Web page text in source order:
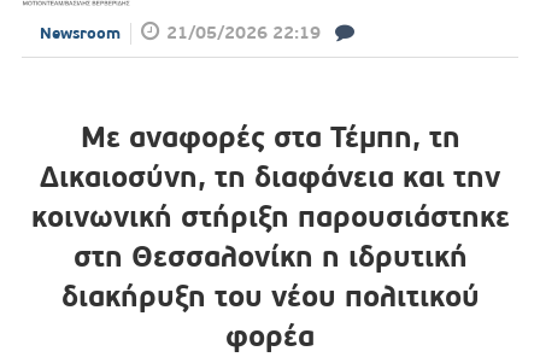
Newsroom 21/05/2026 22:19
Με αναφορές στα Τέμπη, τη
Δικαιοσύνη, τη διαφάνεια και την
κοινωνική στήριξη παρουσιάστηκε
στη Θεσσαλονίκη η ιδρυτική
διακήρυξη του νέου πολιτικού
φορέα